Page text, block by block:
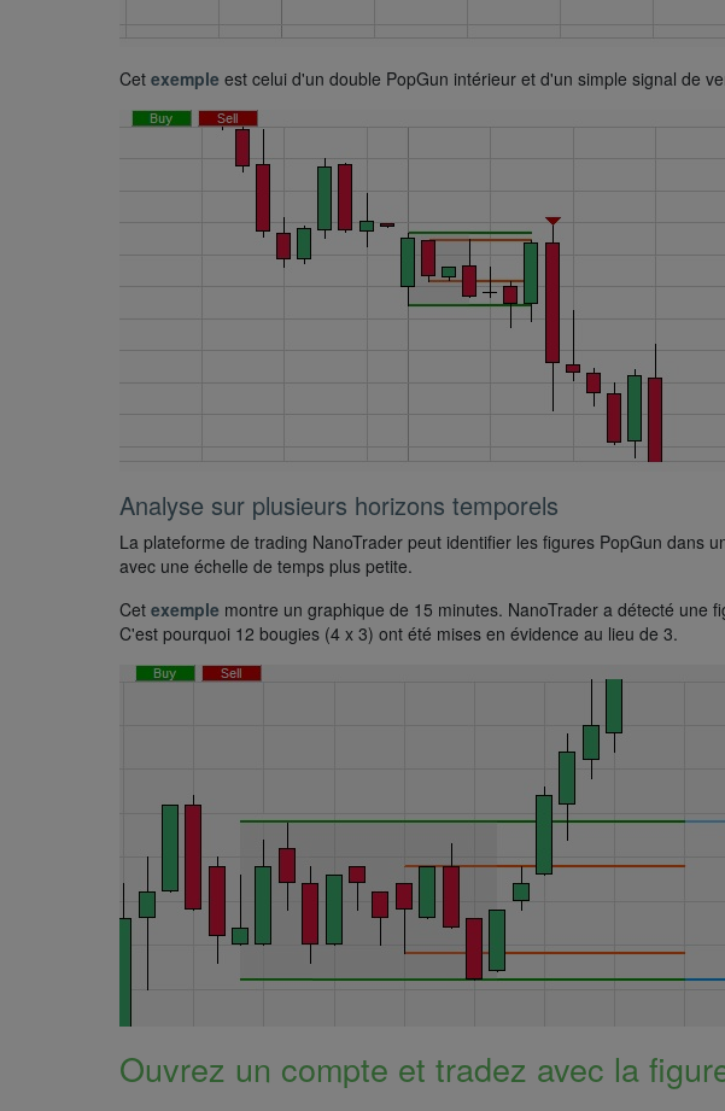
Cet exemple est celui d'un double PopGun intérieur et d'un simple signal de
Analyse sur plusieurs horizons temporels
La plateforme de trading NanoTrader peut identifier les figures PopGun dans
avec une échelle de temps plus petite.
Cet exemple montre un graphique de 15 minutes. NanoTrader a détecté une
C'est pourquoi 12 bougies (4 x 3) ont été mises en évidence au lieu de 3.
Ouvrez un compte et tradez avec la